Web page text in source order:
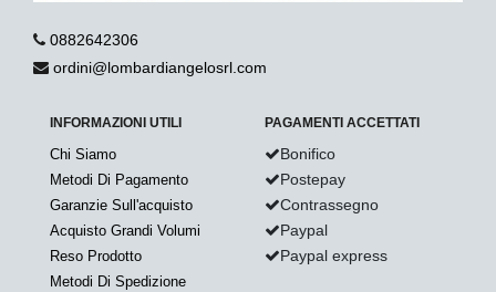
0882642306
ordini@lombardiangelosrl.com
INFORMAZIONI UTILI
Chi Siamo
Metodi Di Pagamento
Garanzie Sull'acquisto
Acquisto Grandi Volumi
Reso Prodotto
Metodi Di Spedizione
PAGAMENTI ACCETTATI
Bonifico
Postepay
Contrassegno
Paypal
Paypal express